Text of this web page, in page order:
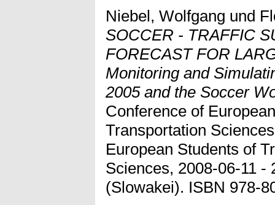
Niebel, Wolfgang und
SOCCER - TRAFFIC
FORECAST FOR
Monitoring and
2005 and the Soccer
Conference of
Transportation
European Students of
Sciences, 2008-06-11 -
(Slowakei). ISBN 978-